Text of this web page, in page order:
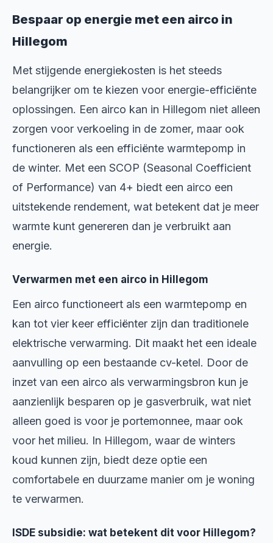
Bespaar op energie met een airco in
Hillegom
Met stijgende energiekosten is het steeds
belangrijker om te kiezen voor energie-efficiënte
oplossingen. Een airco kan in Hillegom niet alleen
zorgen voor verkoeling in de zomer, maar ook
functioneren als een efficiënte warmtepomp in
de winter. Met een SCOP (Seasonal Coefficient
of Performance) van 4+ biedt een airco een
uitstekende rendement, wat betekent dat je meer
warmte kunt genereren dan je verbruikt aan
energie.
Verwarmen met een airco in Hillegom
Een airco functioneert als een warmtepomp en
kan tot vier keer efficiënter zijn dan traditionele
elektrische verwarming. Dit maakt het een ideale
aanvulling op een bestaande cv-ketel. Door de
inzet van een airco als verwarmingsbron kun je
aanzienlijk besparen op je gasverbruik, wat niet
alleen goed is voor je portemonnee, maar ook
voor het milieu. In Hillegom, waar de winters
koud kunnen zijn, biedt deze optie een
comfortabele en duurzame manier om je woning
te verwarmen.
ISDE subsidie: wat betekent dit voor Hillegom?